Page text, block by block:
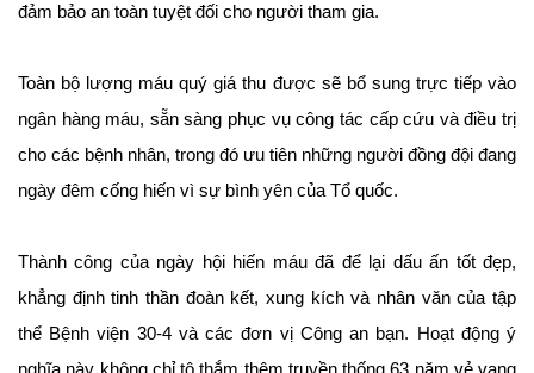
đảm bảo an toàn tuyệt đối cho người tham gia.
Toàn bộ lượng máu quý giá thu được sẽ bổ sung trực tiếp vào
ngân hàng máu, sẵn sàng phục vụ công tác cấp cứu và điều trị
cho các bệnh nhân, trong đó ưu tiên những người đồng đội đang
ngày đêm cống hiến vì sự bình yên của Tổ quốc.
Thành công của ngày hội hiến máu đã để lại dấu ấn tốt đẹp,
khẳng định tinh thần đoàn kết, xung kích và nhân văn của tập
thể Bệnh viện 30-4 và các đơn vị Công an bạn. Hoạt động ý
nghĩa này không chỉ tô thắm thêm truyền thống 63 năm vẻ vang